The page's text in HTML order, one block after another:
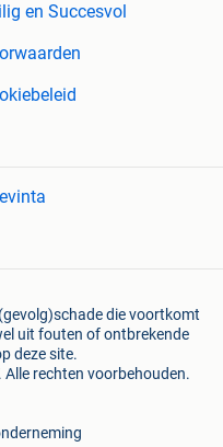
en Succesvol
die voortkomt
uit fouten of ontbrekende
deze site.
rechten voorbehouden.